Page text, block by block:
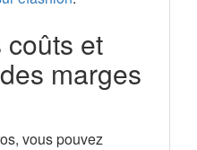
et
marges
vous pouvez